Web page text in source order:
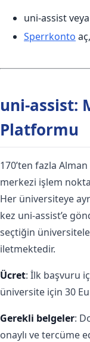
uni-assist
Sperrkonto
uni-assist:
Platformu
170’ten fazla
merkezi işlem
Her üniversiteye
kez uni-assist’e
seçtiğin
iletmektedir.
Ücret: İlk başvuru
üniversite için 30
Gerekli belgeler:
onaylı ve tercüme